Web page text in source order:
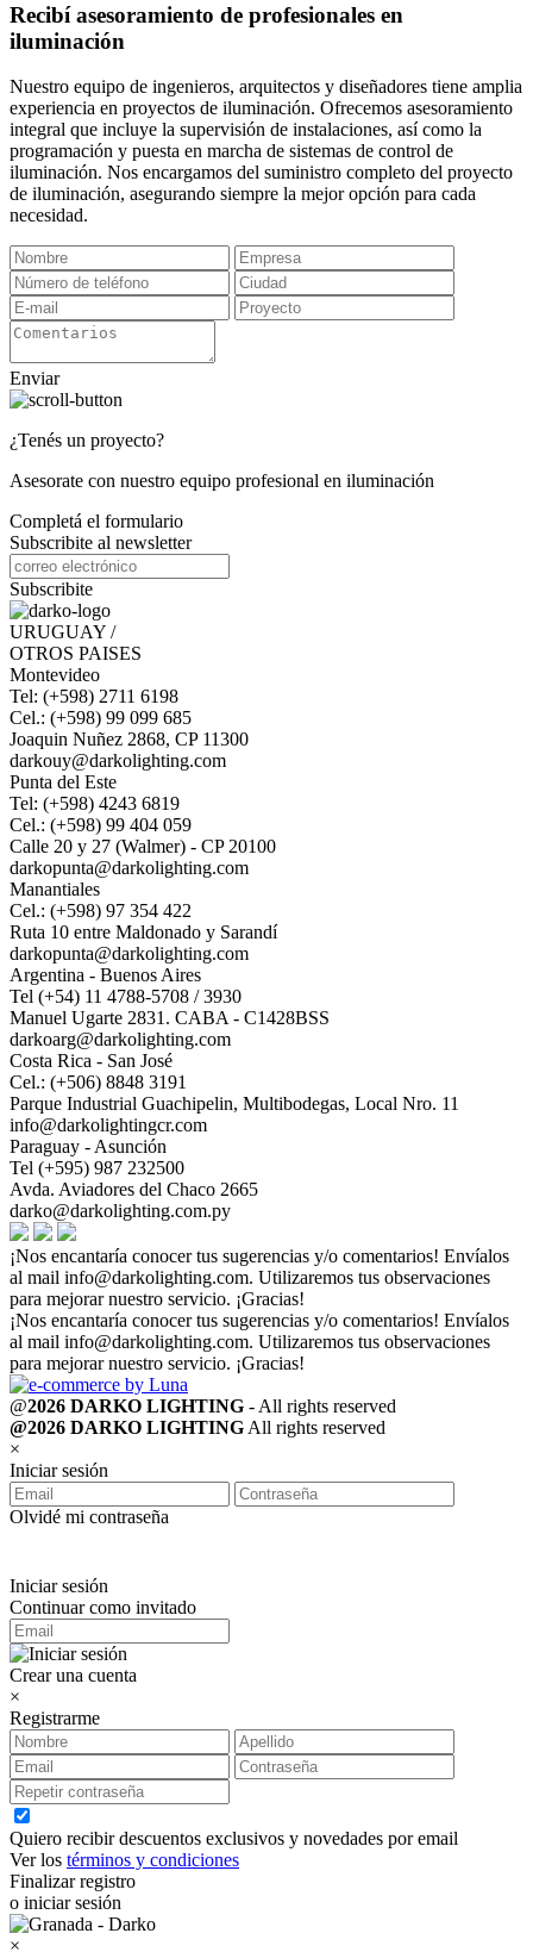
Recibí asesoramiento de profesionales en
iluminación
Nuestro equipo de ingenieros, arquitectos y diseñadores tiene amplia
experiencia en proyectos de iluminación. Ofrecemos asesoramiento
integral que incluye la supervisión de instalaciones, así como la
programación y puesta en marcha de sistemas de control de
iluminación. Nos encargamos del suministro completo del proyecto
de iluminación, asegurando siempre la mejor opción para cada
necesidad.
Enviar
¿Tenés un proyecto?
Asesorate con nuestro equipo profesional en iluminación
Completá el formulario
Subscribite al newsletter
Subscribite
URUGUAY /
OTROS PAISES
Montevideo
Tel: (+598) 2711 6198
Cel.: (+598) 99 099 685
Joaquin Nuñez 2868, CP 11300
darkouy@darkolighting.com
Punta del Este
Tel: (+598) 4243 6819
Cel.: (+598) 99 404 059
Calle 20 y 27 (Walmer) - CP 20100
darkopunta@darkolighting.com
Manantiales
Cel.: (+598) 97 354 422
Ruta 10 entre Maldonado y Sarandí
darkopunta@darkolighting.com
Argentina - Buenos Aires
Tel (+54) 11 4788-5708 / 3930
Manuel Ugarte 2831. CABA - C1428BSS
darkoarg@darkolighting.com
Costa Rica - San José
Cel.: (+506) 8848 3191
Parque Industrial Guachipelin, Multibodegas, Local Nro. 11
info@darkolightingcr.com
Paraguay - Asunción
Tel (+595) 987 232500
Avda. Aviadores del Chaco 2665
darko@darkolighting.com.py
¡Nos encantaría conocer tus sugerencias y/o comentarios! Envíalos
al mail info@darkolighting.com. Utilizaremos tus observaciones
para mejorar nuestro servicio. ¡Gracias!
¡Nos encantaría conocer tus sugerencias y/o comentarios! Envíalos
al mail info@darkolighting.com. Utilizaremos tus observaciones
para mejorar nuestro servicio. ¡Gracias!
@2026 DARKO LIGHTING - All rights reserved
@2026 DARKO LIGHTINGAll rights reserved
×
Iniciar sesión
Olvidé mi contraseña
Iniciar sesión
Continuar como invitado
Crear una cuenta
×
Registrarme
Quiero recibir descuentos exclusivos y novedades por email
Ver los términos y condiciones
Finalizar registro
o iniciar sesión
×